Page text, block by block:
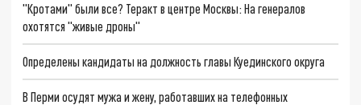
"Кротами" были все? Теракт в центре Москвы: На генералов
охотятся "живые дроны"
Определены кандидаты на должность главы Куединского округа
В Перми осудят мужа и жену, работавших на телефонных